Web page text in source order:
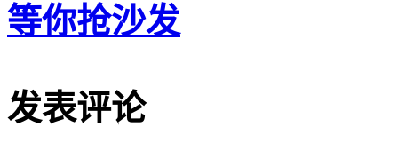
等你抢沙发
发表评论